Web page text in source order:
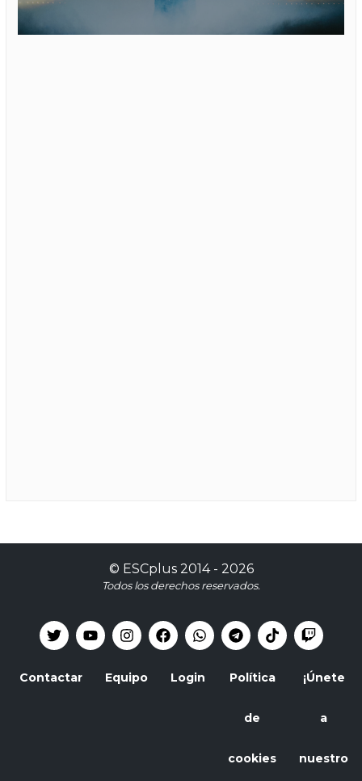
© ESCplus2014 - 2026
Todos los derechos reservados.
Contactar Equipo Login Política
de
cookies
¡Únete
a
nuestro